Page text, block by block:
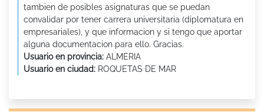
tambien de posibles asignaturas que se puedan
convalidar por tener carrera universitaria (diplomatura en
empresariales), y que informacion y si tengo que aportar
alguna documentacion para ello. Gracias.
Usuario en provincia: ALMERIA
Usuario en ciudad: ROQUETAS DE MAR